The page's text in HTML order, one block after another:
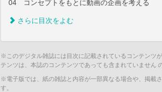
04 コンセプトをもとに動画の企画を考える
さらに目次をよむ
※このデジタル雑誌には目次に記載されているコンテンツ
テンツは、本誌のコンテンツであっても含まれていません
※電子版では、紙の雑誌と内容が一部異なる場合や、掲載
す。